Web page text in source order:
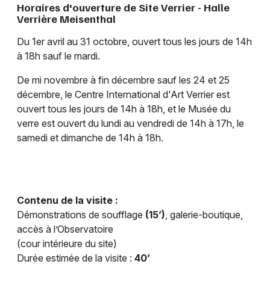
Horaires d'ouverture de Site Verrier - Halle
Verrière Meisenthal
Du 1er avril au 31 octobre, ouvert tous les jours de 14h
à 18h sauf le mardi.
De mi novembre à fin décembre sauf les 24 et 25
décembre, le Centre International d'Art Verrier est
ouvert tous les jours de 14h à 18h, et le Musée du
verre est ouvert du lundi au vendredi de 14h à 17h, le
samedi et dimanche de 14h à 18h.
Contenu de la visite :
Démonstrations de soufflage (15’), galerie-boutique,
accès à l’Observatoire
(cour intérieure du site)
Durée estimée de la visite : 40’